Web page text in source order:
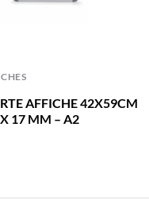
AFFICHE 42X59CM
17 MM – A2